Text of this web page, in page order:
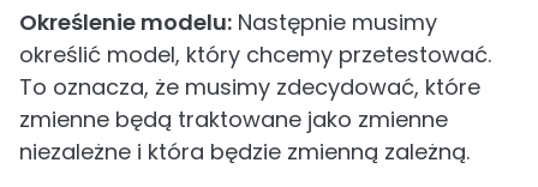
Określenie modelu: Następnie musimy
określić model, który chcemy przetestować.
To oznacza, że musimy zdecydować, które
zmienne będą traktowane jako zmienne
niezależne i która będzie zmienną zależną.